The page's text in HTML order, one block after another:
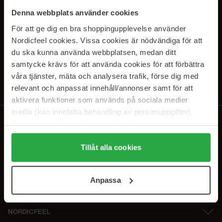
Denna webbplats använder cookies
För att ge dig en bra shoppingupplevelse använder
Nordicfeel cookies. Vissa cookies är nödvändiga för att
du ska kunna använda webbplatsen, medan ditt
samtycke krävs för att använda cookies för att förbättra
våra tjänster, mäta och analysera trafik, förse dig med
relevant och anpassat innehåll/annonser samt för att
aktivera funktioner som används på sociala medier
media (kan innefatta behandling av personuppgifter).
Genom att trycka på "Tillåt alla cookies" accepterar du
alla cookies, medan du under "Detaljer" kan anpassa
användningen av cookies. Du kan när som helst återkalla
samt vår Integritetspolicy.
Tillåt alla cookies
Anpassa
PRENUMERERA PÅ VÅRA
NYHETSBREV
E-postadress
Genom att prenumerera accepterar du vårIntegritetspolicy.
NORDICFEEL